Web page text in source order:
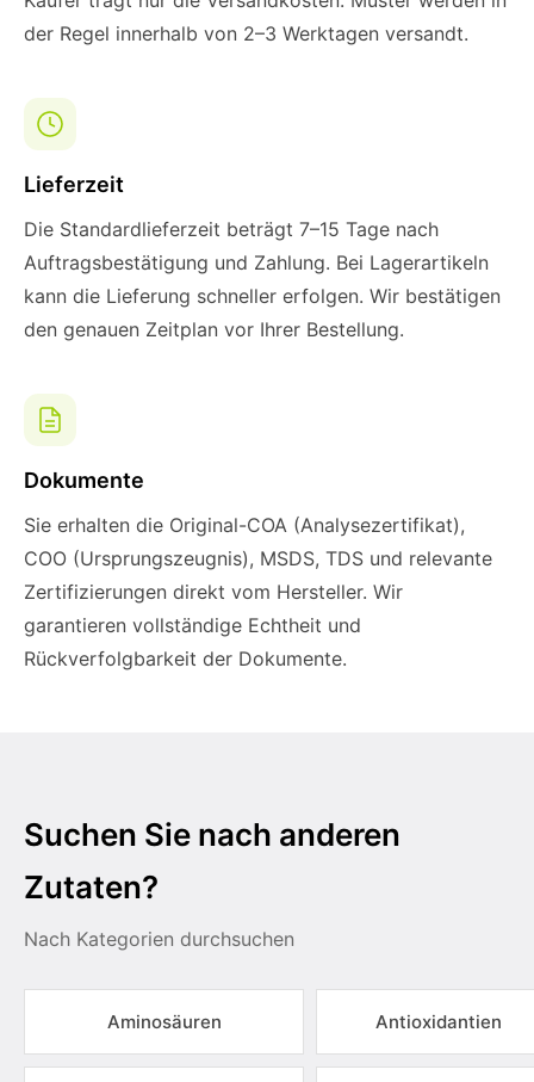
der Regel innerhalb von 2–3 Werktagen versandt.
Lieferzeit
Die Standardlieferzeit beträgt 7–15 Tage nach
Auftragsbestätigung und Zahlung. Bei Lagerartikeln
kann die Lieferung schneller erfolgen. Wir bestätigen
den genauen Zeitplan vor Ihrer Bestellung.
Dokumente
Sie erhalten die Original-COA (Analysezertifikat),
COO (Ursprungszeugnis), MSDS, TDS und relevante
Zertifizierungen direkt vom Hersteller. Wir
garantieren vollständige Echtheit und
Rückverfolgbarkeit der Dokumente.
Suchen Sie nach anderen
Zutaten?
Nach Kategorien durchsuchen
Aminosäuren Antioxidantien